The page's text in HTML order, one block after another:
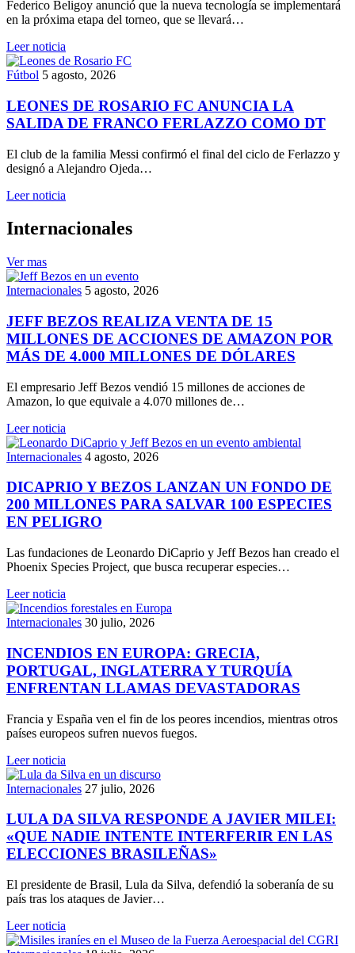
Federico Beligoy anunció que la nueva tecnología se implementará
en la próxima etapa del torneo, que se llevará…
Leer noticia
Fútbol 5 agosto, 2026
LEONES DE ROSARIO FC ANUNCIA LA
SALIDA DE FRANCO FERLAZZO COMO DT
El club de la familia Messi confirmó el final del ciclo de Ferlazzo y
designó a Alejandro Ojeda…
Leer noticia
Internacionales
Ver mas
Internacionales 5 agosto, 2026
JEFF BEZOS REALIZA VENTA DE 15
MILLONES DE ACCIONES DE AMAZON POR
MÁS DE 4.000 MILLONES DE DÓLARES
El empresario Jeff Bezos vendió 15 millones de acciones de
Amazon, lo que equivale a 4.070 millones de…
Leer noticia
Internacionales 4 agosto, 2026
DICAPRIO Y BEZOS LANZAN UN FONDO DE
200 MILLONES PARA SALVAR 100 ESPECIES
EN PELIGRO
Las fundaciones de Leonardo DiCaprio y Jeff Bezos han creado el
Phoenix Species Project, que busca recuperar especies…
Leer noticia
Internacionales 30 julio, 2026
INCENDIOS EN EUROPA: GRECIA,
PORTUGAL, INGLATERRA Y TURQUÍA
ENFRENTAN LLAMAS DEVASTADORAS
Francia y España ven el fin de los peores incendios, mientras otros
países europeos sufren nuevos fuegos.
Leer noticia
Internacionales 27 julio, 2026
LULA DA SILVA RESPONDE A JAVIER MILEI:
«QUE NADIE INTENTE INTERFERIR EN LAS
ELECCIONES BRASILEÑAS»
El presidente de Brasil, Lula da Silva, defendió la soberanía de su
país tras los ataques de Javier…
Leer noticia